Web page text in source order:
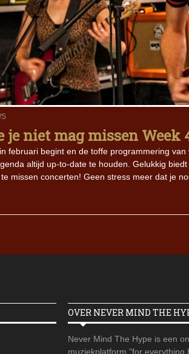
je niet mag missen Week
februari begint en de toffe programmering
altijd up-to-date te houden. Gelukkig
missen concerten! Geen stress meer dat je
OVER NEVER MIND THE
Never Mind The Hype is een
muziekplatform "for everything